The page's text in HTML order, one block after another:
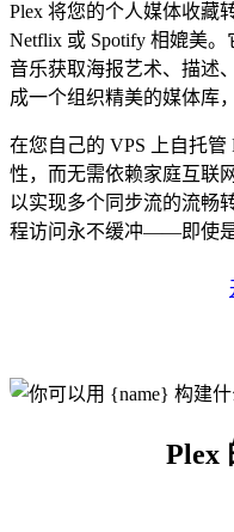
Plex 将您的个人媒体收藏
Netflix 或 Spotify 相媲美
音乐获取海报艺术、描
成一个组织精美的媒体库
在您自己的 VPS 上自托管
性，而无需依赖家庭互联
以实现多个同步流的流畅
程访问永不缓冲——即使是
Plex